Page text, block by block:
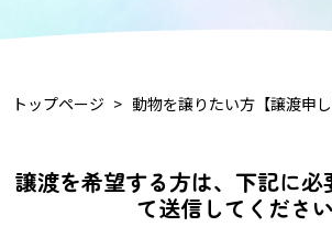
トップページ 動物を譲りたい方【譲渡申し
譲渡を希望する方は、下記に必
て送信してください